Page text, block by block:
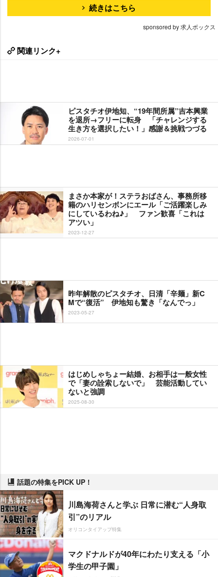
続きはこちら
sponsored by 求人ボックス
関連リンク+
ピスタチオ伊地知、“19年間所属”吉本興業
を退所→フリーに転身 「チャレンジする
生き方を選択したい！」感謝＆挑戦つづる
2026-07-01
まさか本家が！ステラおばさん、事務所移
籍のハリセンボンにエール「ご活躍楽しみ
にしているわね♪」 ファン歓喜「これは
アツい」
2023-12-27
昨年解散のピスタチオ、日清「辛麺」新C
Mで“復活” 伊地知も驚き「なんでっ」
2023-05-27
はじめしゃちょー結婚、お相手は一般女性
で「妻の詮索しないで」 芸能活動してい
ないと強調
2025-08-30
話題の特集をPICK UP！
川島海荷さんと学ぶ 日常に潜む“人身取
引”のリアル
オリコンタイアップ特集
マクドナルドが40年にわたり支える「小
学生の甲子園」